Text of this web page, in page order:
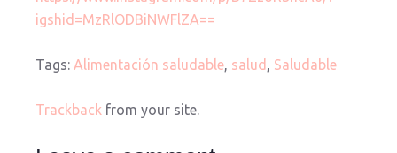
igshid=MzRlODBiNWFlZA==
Tags: Alimentación saludable, salud , Saludable
Trackback from your site.